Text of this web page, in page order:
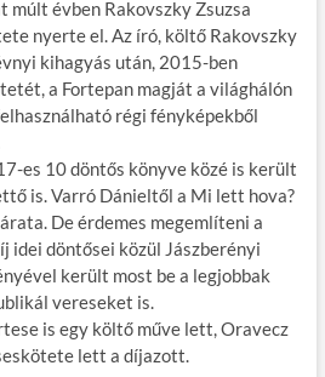
évben Rakovszky Zsuzsa
nyerte el. Az író, költő Rakovszky
kihagyás után, 2015-ben
a Fortepan magját a világhálón
régi fényképekből
es 10 döntős könyve közé is került
is. Varró Dánieltől a Mi lett hova?
De érdemes megemlíteni a
idei döntősei közül Jászberényi
került most be a legjobbak
vereseket is.
is egy költő műve lett, Oravecz
lett a díjazott.